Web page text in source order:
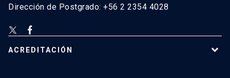
Dirección de Postgrado: +56 2 2354 4028
ACREDITACIÓN